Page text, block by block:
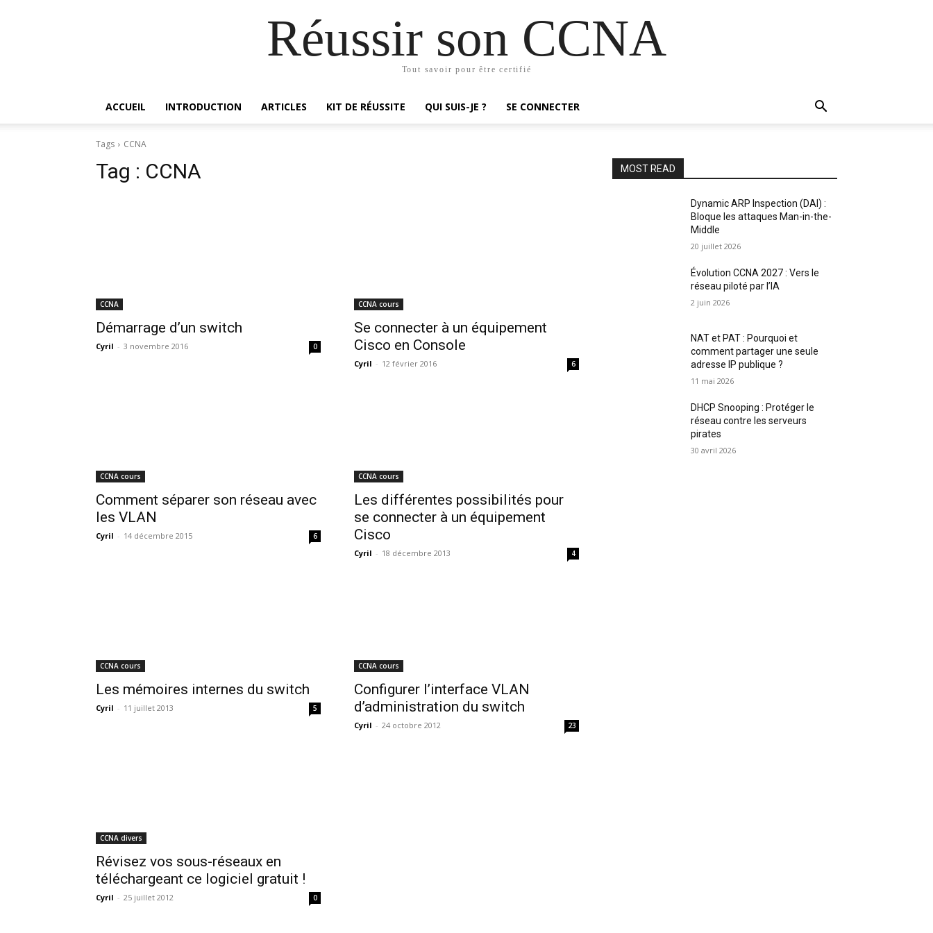
Réussir son CCNA
Tout savoir pour être certifié
ACCUEIL INTRODUCTION ARTICLES KIT DE RÉUSSITE QUI SUIS-JE ? SE CONNECTER
Tags CCNA
Tag : CCNA
CCNA
Démarrage d’un switch
Cyril - 3 novembre 2016 0
CCNA cours
Se connecter à un équipement
Cisco en Console
Cyril - 12 février 2016 6
CCNA cours
Comment séparer son réseau avec
les VLAN
Cyril - 14 décembre 2015 6
CCNA cours
Les différentes possibilités pour
se connecter à un équipement
Cisco
Cyril - 18 décembre 2013 4
CCNA cours
Les mémoires internes du switch
Cyril - 11 juillet 2013 5
CCNA cours
Configurer l’interface VLAN
d’administration du switch
Cyril - 24 octobre 2012 23
CCNA divers
Révisez vos sous-réseaux en
téléchargeant ce logiciel gratuit !
Cyril - 25 juillet 2012 0
MOST READ
Dynamic ARP Inspection (DAI) :
Bloque les attaques Man-in-the-
Middle
20 juillet 2026
Évolution CCNA 2027 : Vers le
réseau piloté par l’IA
2 juin 2026
NAT et PAT : Pourquoi et
comment partager une seule
adresse IP publique ?
11 mai 2026
DHCP Snooping : Protéger le
réseau contre les serveurs
pirates
30 avril 2026